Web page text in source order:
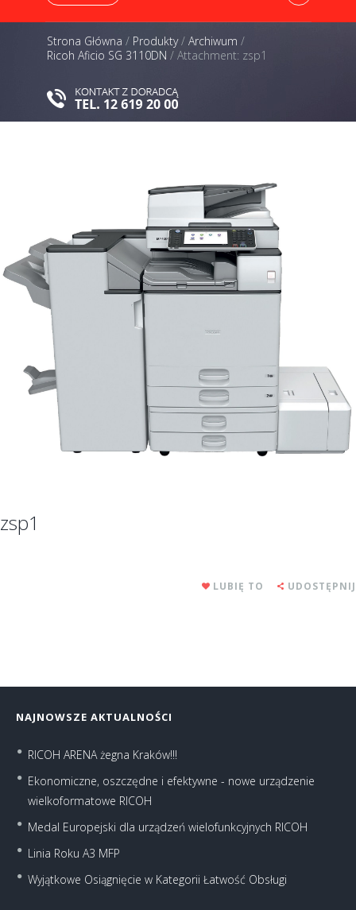
Strona Główna / Produkty/ Archiwum /
Ricoh Aficio SG 3110DN / Attachment: zsp1
zsp1
LUBIĘ TO UDOSTĘPNIJ
NAJNOWSZE AKTUALNOŚCI
RICOH ARENA żegna Kraków!!!
Ekonomiczne, oszczędne i efektywne - nowe urządzenie
wielkoformatowe RICOH
Medal Europejski dla urządzeń wielofunkcyjnych RICOH
Linia Roku A3 MFP
Wyjątkowe Osiągnięcie w Kategorii Łatwość Obsługi